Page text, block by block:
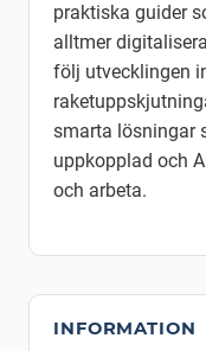
praktiska guider
alltmer
följ utvecklingen
smarta lösningar
uppkopplad och
och arbeta.
INFORMATION